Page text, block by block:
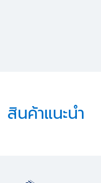
สินค้าแนะนำ